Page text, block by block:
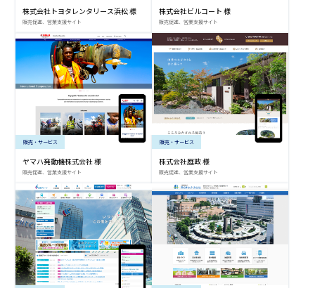
株式会社トヨタレンタリース浜松 様
販売促進、営業支援サイト
株式会社ビルコート 様
販売促進、営業支援サイト
販売・サービス
ヤマハ発動機株式会社 様
販売促進、営業支援サイト
販売・サービス
株式会社庭政 様
販売促進、営業支援サイト